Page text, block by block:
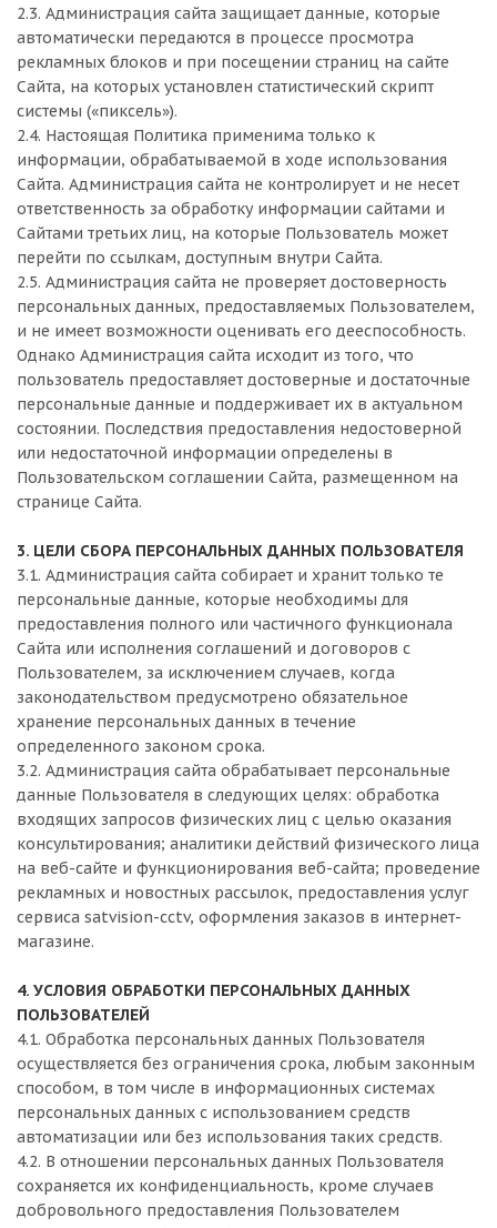
2.3. Администрация сайта защищает данные, которые
автоматически передаются в процессе просмотра
рекламных блоков и при посещении страниц на сайте
Сайта, на которых установлен статистический скрипт
системы («пиксель»).
2.4. Настоящая Политика применима только к
информации, обрабатываемой в ходе использования
Сайта. Администрация сайта не контролирует и не несет
ответственность за обработку информации сайтами и
Сайтами третьих лиц, на которые Пользователь может
перейти по ссылкам, доступным внутри Сайта.
2.5. Администрация сайта не проверяет достоверность
персональных данных, предоставляемых Пользователем,
и не имеет возможности оценивать его дееспособность.
Однако Администрация сайта исходит из того, что
пользователь предоставляет достоверные и достаточные
персональные данные и поддерживает их в актуальном
состоянии. Последствия предоставления недостоверной
или недостаточной информации определены в
Пользовательском соглашении Сайта, размещенном на
странице Сайта.
3. ЦЕЛИ СБОРА ПЕРСОНАЛЬНЫХ ДАННЫХ ПОЛЬЗОВАТЕЛЯ
3.1. Администрация сайта собирает и хранит только те
персональные данные, которые необходимы для
предоставления полного или частичного функционала
Сайта или исполнения соглашений и договоров с
Пользователем, за исключением случаев, когда
законодательством предусмотрено обязательное
хранение персональных данных в течение
определенного законом срока.
3.2. Администрация сайта обрабатывает персональные
данные Пользователя в следующих целях: обработка
входящих запросов физических лиц с целью оказания
консультирования; аналитики действий физического лица
на веб-сайте и функционирования веб-сайта; проведение
рекламных и новостных рассылок, предоставления услуг
сервиса satvision-cctv, оформления заказов в интернет-
магазине.
4. УСЛОВИЯ ОБРАБОТКИ ПЕРСОНАЛЬНЫХ ДАННЫХ
ПОЛЬЗОВАТЕЛЕЙ
4.1. Обработка персональных данных Пользователя
осуществляется без ограничения срока, любым законным
способом, в том числе в информационных системах
персональных данных с использованием средств
автоматизации или без использования таких средств.
4.2. В отношении персональных данных Пользователя
сохраняется их конфиденциальность, кроме случаев
добровольного предоставления Пользователем